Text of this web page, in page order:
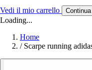
Vedi il mio carrello
Loading...
Home
/ Scarpe running